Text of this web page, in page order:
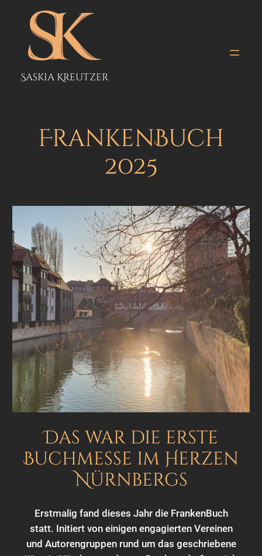
springen
Saskia Kreutzer
FrankenBuch
2025
Das war die erste
Buchmesse im Herzen
Nürnbergs
Erstmalig fand dieses Jahr die FrankenBuch
statt. Initiert von einigen engagierten Vereinen
und Autorengruppen rund um das geschriebene